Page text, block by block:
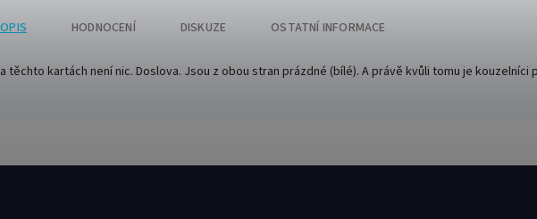
HODNOCENÍ DISKUZE OSTATNÍ INFORMACE
těchto kartách není nic. Doslova. Jsou z obou stran prázdné (bílé). A právě kvůli tomu je kouzelníci